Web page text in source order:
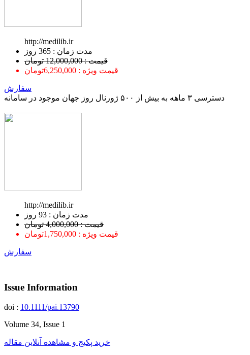
http://medilib.ir
ﻣﺪﺕ ﺯﻣﺎﻥ : 365 ﺭﻭﺯ
قیمت : 12,000,000 تومان
قیمت ویژه : 6,250,000تومان
سفارش
دسترسی ۳ ماهه به بیش از ۵۰۰ ژورنال روز جهان موجود در سامانه
http://medilib.ir
ﻣﺪﺕ ﺯﻣﺎﻥ : 93 ﺭﻭﺯ
قیمت : 4,000,000 تومان
قیمت ویژه : 1,750,000تومان
سفارش
Issue Information
doi : 10.1111/pai.13790
Volume 34, Issue 1
خرید پکیج و مشاهده آنلاین مقاله